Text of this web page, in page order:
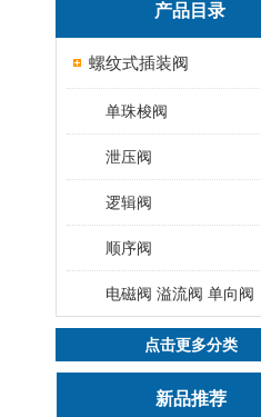
产品目录
螺纹式插装阀
单珠梭阀
泄压阀
逻辑阀
顺序阀
电磁阀 溢流阀 单向阀
点击更多分类
新品推荐